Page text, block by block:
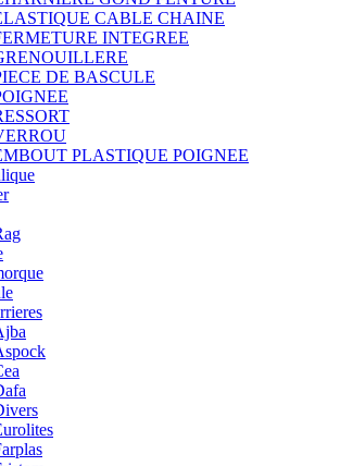
CABLE CHAINE
INTEGREE
DE BASCULE
PLASTIQUE POIGNEE